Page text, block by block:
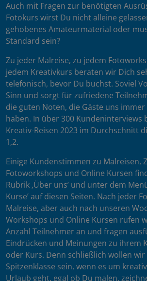
Auch mit Fragen zur benötigten
Fotokurs wirst Du nicht alleine
gehobenes Amateurmaterial oder
Standard sein?
Zu jeder Malreise, zu jedem
jedem Kreativkurs beraten wir Dich
telefonisch, bevor Du buchst. Soviel
Sinn und sorgt für zufriedene
die guten Noten, die Gäste uns
haben. In über 300 Kundeninterviews
Kreativ-Reisen 2023 im Durchschnitt
1,2.
Einige Kundenstimmen zu Malreisen,
Fotoworkshops und Online Kursen
Rubrik ‚Über uns’ und unter dem
Kurse’ auf diesen Seiten. Nach jeder
Malreise, aber auch nach unseren
Workshops und Online Kursen rufen
Anzahl Teilnehmer an und fragen
Eindrücken und Meinungen zu ihrem
oder Kurs. Denn schließlich wollen
Spitzenklasse sein, wenn es um
Urlaub geht, egal ob Du malen,